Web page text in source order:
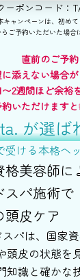
ーポンコード：
ャンペーンは、初め
ご予約いただいた場合
直前のご予
に添えない場合が
〜2週間ほど余裕
約いただけますと
が選ば
受ける本格ヘ
格美容師に
スパ施術で
頭皮ケア
パは、国家
頭皮の状態を
知識と確かな